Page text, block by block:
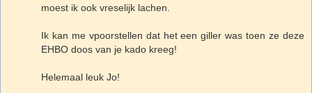
moest ik ook vreselijk lachen.
Ik kan me vpoorstellen dat het een giller was toen ze deze
EHBO doos van je kado kreeg!
Helemaal leuk Jo!